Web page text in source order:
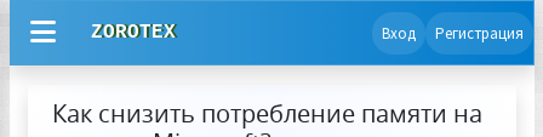
ZOROTEX Вход Регистрация
Как снизить потребление памяти на